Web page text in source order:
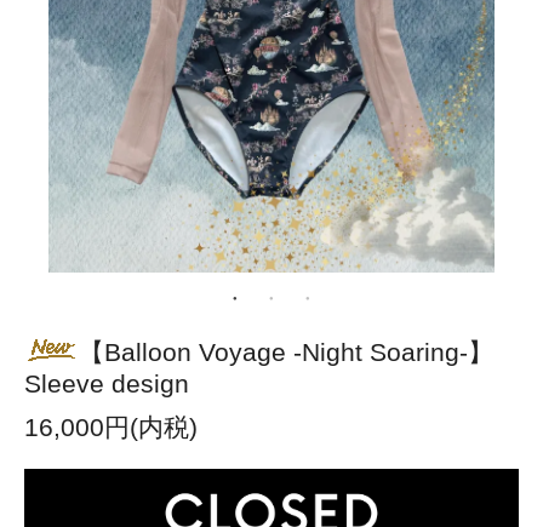
【Balloon Voyage -Night Soaring-】
Sleeve design
16,000円(内税)